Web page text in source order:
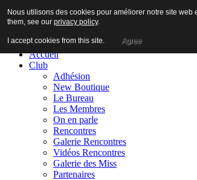
Accueil
Club
Adhésion
New Boutique
Le Bureau
Les Membres
On en parle
Rencontres
Galerie Rencontres
Vidéos Rencontres
Galerie des Miss
Partenaires
Nous utilisons des cookies pour améliorer notre site
them, see our privacy policy.
I accept cookies from this site. Agree